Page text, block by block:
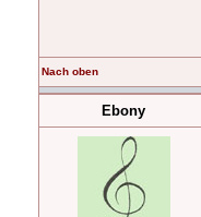
Nach oben
Ebony